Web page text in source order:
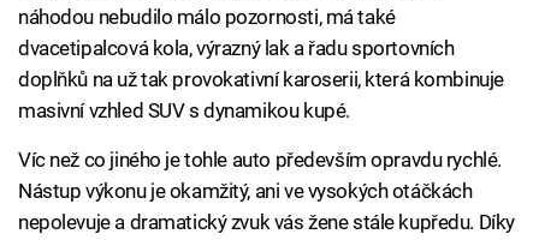
náhodou nebudilo málo pozornosti, má také
dvacetipalcová kola, výrazný lak a řadu sportovních
doplňků na už tak provokativní karoserii, která kombinuje
masivní vzhled SUV s dynamikou kupé.
Víc než co jiného je tohle auto především opravdu rychlé.
Nástup výkonu je okamžitý, ani ve vysokých otáčkách
nepolevuje a dramatický zvuk vás žene stále kupředu. Díky